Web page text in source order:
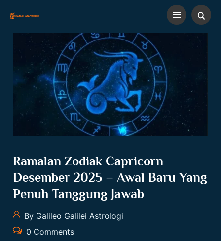
Ramalan Zodiak Capricorn
Desember 2025 – Awal Baru Yang
Penuh Tanggung Jawab
By Galileo Galilei Astrologi
0 Comments